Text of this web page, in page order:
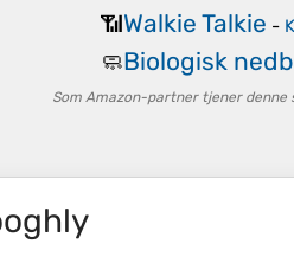
📶Walkie Talkie -
🧼Biologisk
Som Amazon-partner tjener denne